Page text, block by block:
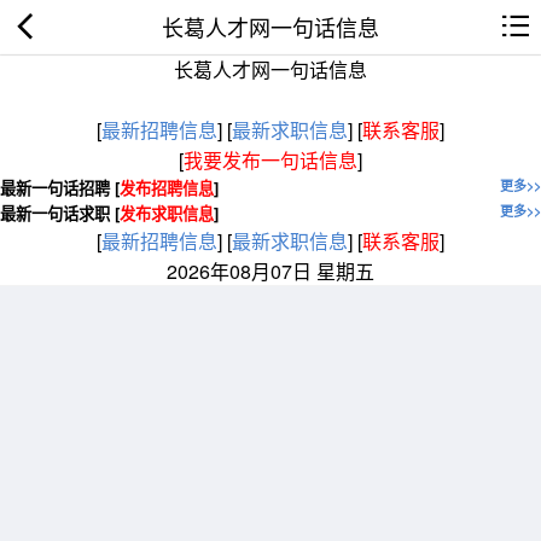
长葛人才网一句话信息
长葛人才网一句话信息
[最新招聘信息] [最新求职信息] [联系客服]
[我要发布一句话信息]
更多>>
最新一句话招聘 [发布招聘信息]
更多>>
最新一句话求职 [发布求职信息]
[最新招聘信息] [最新求职信息] [联系客服]
2026年08月07日 星期五